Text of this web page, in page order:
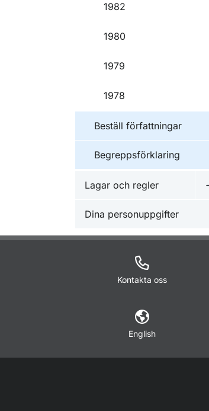
1982
1980
1979
1978
Beställ författningar
Begreppsförklaring
Lagar och regler
Dina personuppgifter
Kontakta oss
English